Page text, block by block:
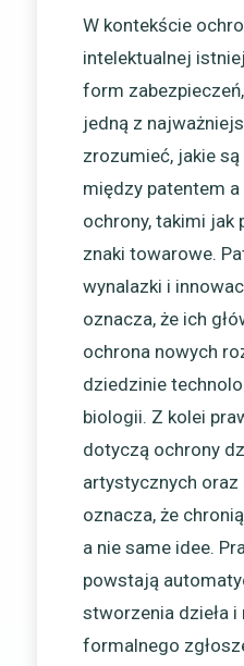
W kontekście
intelektualnej
form
jedną z
zrozumieć, jakie
między patentem
ochrony, takimi jak
znaki towarowe.
wynalazki i
oznacza, że ich
ochrona nowych
dziedzinie
biologii. Z kolei
dotyczą ochrony
artystycznych oraz
oznacza, że
a nie same idee.
powstają
stworzenia dzieła
formalnego